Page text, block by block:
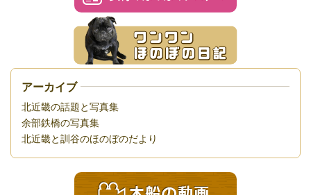
アーカイブ
北近畿の話題と写真集
余部鉄橋の写真集
北近畿と訓谷のほのぼのだより